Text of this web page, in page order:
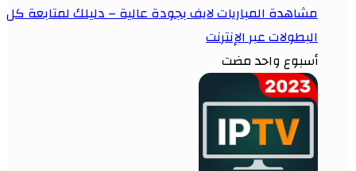
مشاهدة المباريات لايف بجودة عالية – دليلك لمتابعة كل
البطولات عبر الإنترنت
أسبوع واحد مضت